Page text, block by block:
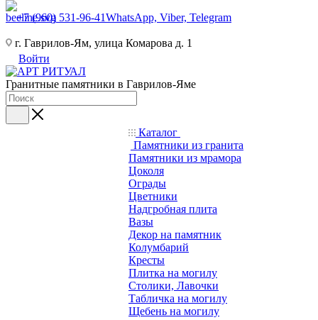
+7 (960) 531-96-41WhatsApp, Viber, Telegram
г. Гаврилов-Ям, улица Комарова д. 1
Войти
Гранитные памятники в Гаврилов-Яме
Каталог
Памятники из гранита
Памятники из мрамора
Цоколя
Ограды
Цветники
Надгробная плита
Вазы
Декор на памятник
Колумбарий
Кресты
Плитка на могилу
Столики, Лавочки
Табличка на могилу
Щебень на могилу